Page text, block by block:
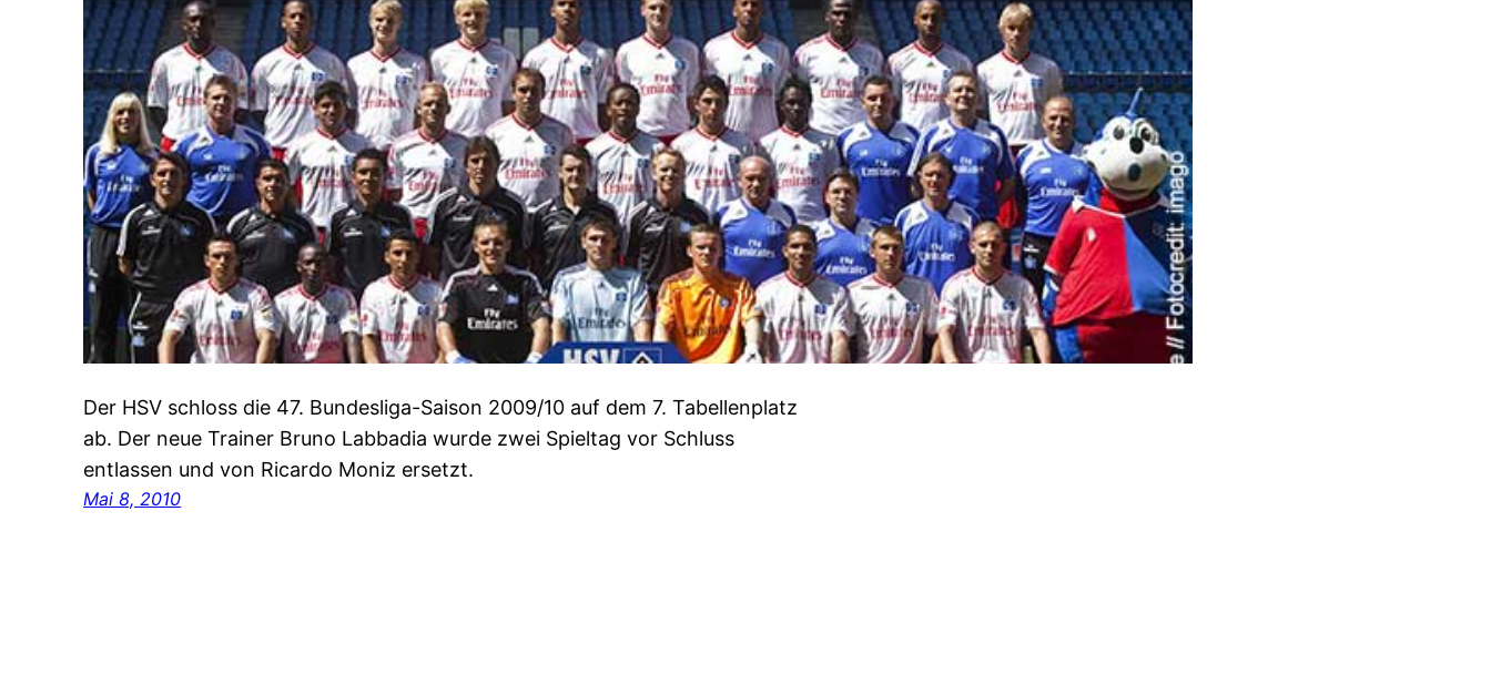
Der HSV schloss die 47. Bundesliga-Saison 2009/10 auf dem 7. Tabellenplatz
ab. Der neue Trainer Bruno Labbadia wurde zwei Spieltag vor Schluss
entlassen und von Ricardo Moniz ersetzt.
Mai 8, 2010